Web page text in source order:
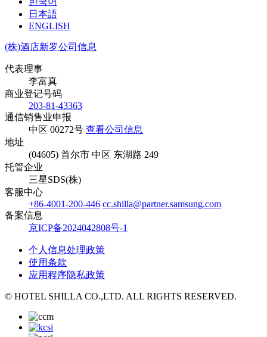
日本語
ENGLISH
(株)酒店新罗公司信息
代表理事
李富真
商业登记号码
203-81-43363
通信销售业申报
中区 00272号 查看公司信息
地址
(04605) 首尔市 中区 东湖路 249
托管企业
三星SDS(株)
客服中心
+86-4001-200-446 cc.shilla@partner.samsung.com
备案信息
京ICP备2024042808号-1
个人信息处理政策
使用条款
应用程序隐私政策
© HOTEL SHILLA CO.,LTD. ALL RIGHTS RESERVED.